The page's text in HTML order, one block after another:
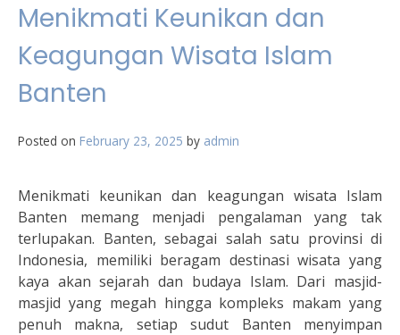
Menikmati Keunikan dan
Keagungan Wisata Islam
Banten
Posted on February 23, 2025 by admin
Menikmati keunikan dan keagungan wisata Islam
Banten memang menjadi pengalaman yang tak
terlupakan. Banten, sebagai salah satu provinsi di
Indonesia, memiliki beragam destinasi wisata yang
kaya akan sejarah dan budaya Islam. Dari masjid-
masjid yang megah hingga kompleks makam yang
penuh makna, setiap sudut Banten menyimpan